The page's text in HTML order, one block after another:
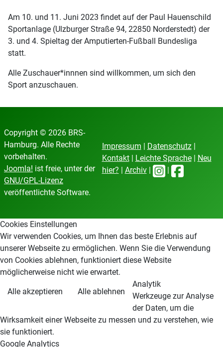
Am 10. und 11. Juni 2023 findet auf der Paul Hauenschild
Sportanlage (Ulzburger Straße 94, 22850 Norderstedt) der
3. und 4. Spieltag der Amputierten-Fußball Bundesliga
statt.
Alle Zuschauer*innnen sind willkommen, um sich den
Sport anzuschauen.
Copyright © 2026 BRS-
Hamburg. Alle Rechte
vorbehalten.
Joomla! ist freie, unter der
GNU/GPL-Lizenz
veröffentlichte Software.
Impressum Datenschutz|
Kontakt| Leichte Sprache|
Neu
hier?
Archiv|
Cookies Einstellungen
Wir verwenden Cookies, um Ihnen das beste Erlebnis auf
unserer Webseite zu ermöglichen. Wenn Sie die Verwendung
von Cookies ablehnen, funktioniert diese Website
möglicherweise nicht wie erwartet.
Alle akzeptieren Alle ablehnen
Analytik
Werkzeuge zur Analyse
der Daten, um die
Wirksamkeit einer Webseite zu messen und zu verstehen, wie
sie funktioniert.
Google Analytics